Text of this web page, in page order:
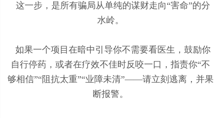
这一步，是所有骗局从单纯的谋财走向“害命”的分
水岭。
如果一个项目在暗中引导你不需要看医生，鼓励你
自行停药，或者在疗效不佳时反咬一口，指责你“不
够相信”“阻抗太重”“业障未清”——请立刻逃离，并果
断报警。